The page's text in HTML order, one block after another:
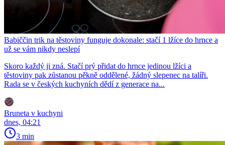
Babiččin trik na těstoviny funguje dokonale: stačí 1 lžíce do hrnce a
už se vám nikdy neslepí
Skoro každý ji zná. Stačí prý přidat do hrnce jedinou lžíci a
těstoviny pak zůstanou pěkně oddělené, žádný slepenec na talíři.
Rada se v českých kuchyních dědí z generace na...
Bruneta v kuchyni
dnes, 04:21
3 min